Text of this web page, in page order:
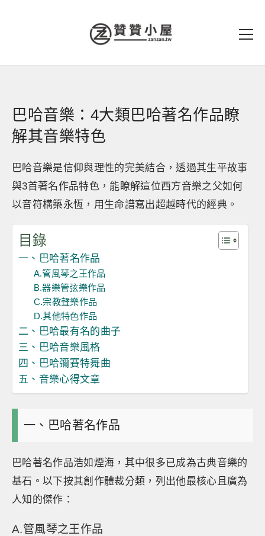
巴哈音樂：4大類巴哈著名作品瞭
解其音樂特色
巴哈音樂是信仰與理性的完美結合，透過其生平故事
與3首著名作品特色，能瞭解這位西方音樂之父如何
以音符構築永恆，用生命譜寫出超越時代的經典。
目錄
一、巴哈著名作品
A.管風琴之王作品
B.器樂管弦樂作品
C.宗教聲樂作品
D.其他特色作品
二、巴哈最有名的曲子
三、巴哈音樂風格
四、巴哈彌賽特舞曲
五、音樂心得文章
一、巴哈著名作品
巴哈著名作品浩如煙海，其中很多已成為古典音樂的
基石。以下按其創作體裁分類，列出他最核心且廣為
人知的傑作：
A.管風琴之王作品